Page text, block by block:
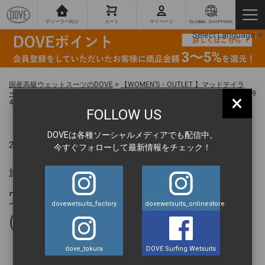
ディーラー向け カート マイページ GLOBAL SHIPPING
国産高級ウェットスーツのDOVE >
【WOMEN’S・OUTLET 】マッドテイラ
ー・バックジップ・フルスーツ(3/2mm) L-156-Mサイズ
写真 2025-12-08 19
42 16 (1)
2025.12.09 ｜
旅の達人 BLOG
写真 2025-12-08 19 42 16
(1)
×
FOLLOW US
DOVEは各種ソーシャルメディアでも配信中。
今すぐフォローして最新情報をチェック！
dovewetsuits_factory dovewetsuits_onlinestore
dove_tokura DOVE Surfing Wetsuits
Select Language ▼